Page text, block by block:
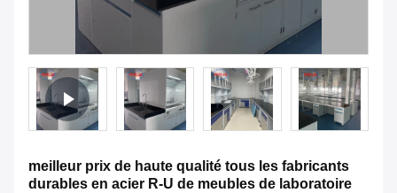
meilleur prix de haute qualité tous les fabricants
durables en acier R-U de meubles de laboratoire